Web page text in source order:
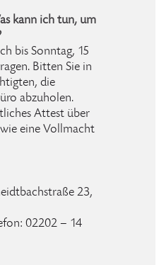
kann ich tun, um
bis Sonntag, 15
Bitten Sie in
die
abzuholen.
Attest über
eine Vollmacht
23,
02202 – 14